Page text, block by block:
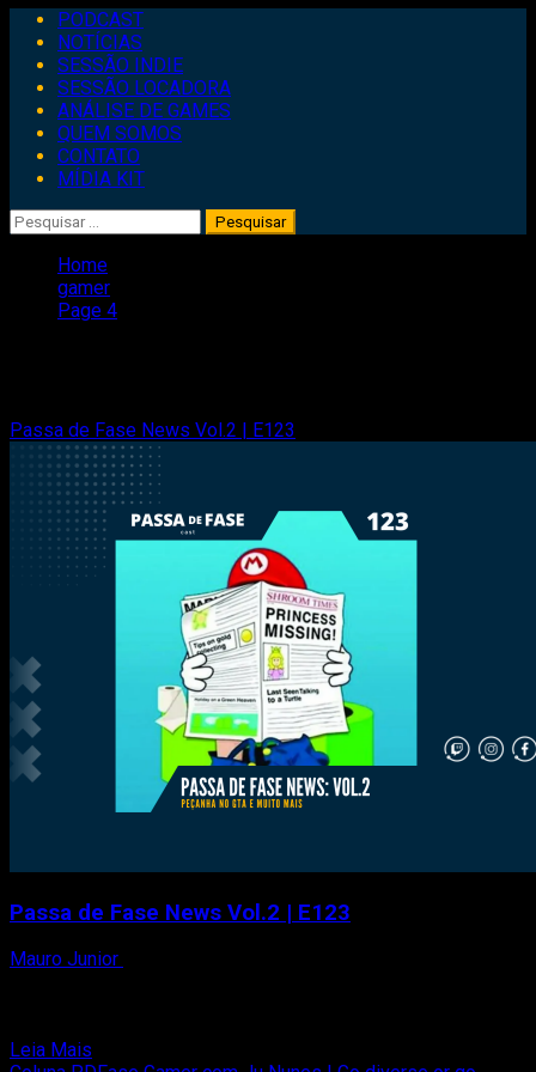
Primary
Menu
PODCAST
NOTÍCIAS
SESSÃO INDIE
SESSÃO LOCADORA
ANÁLISE DE GAMES
QUEM SOMOS
CONTATO
MÍDIA KIT
Pesquisar
por:
Home
gamer
Page 4
Passa de Fase News Vol.2 | E123
Passa de Fase News Vol.2 | E123
Mauro Junior
Leia Mais